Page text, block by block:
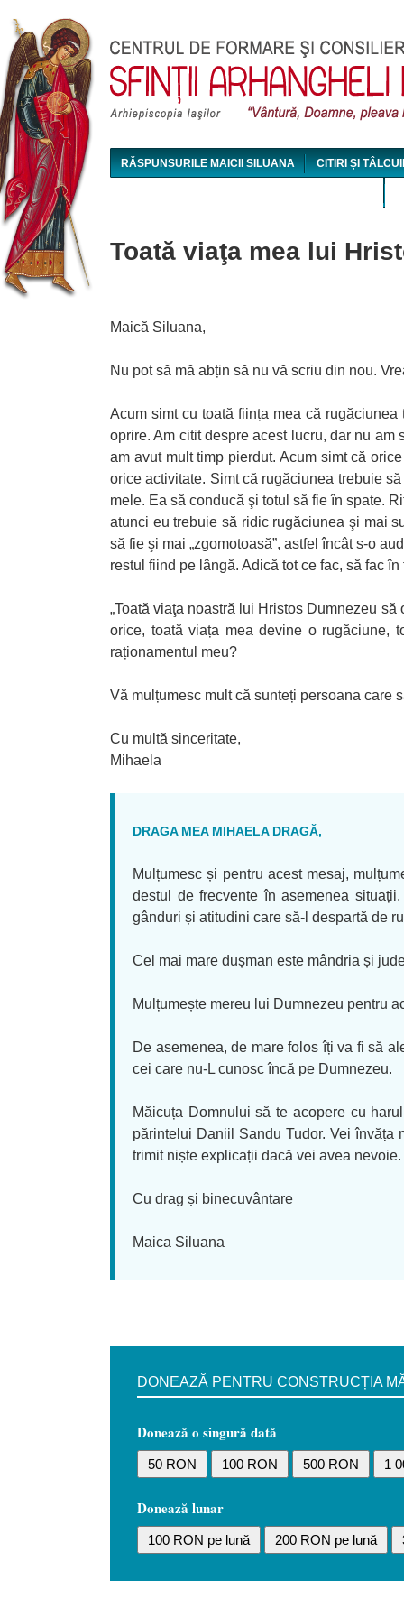
RĂSPUNSURILE MAICII SILUANA CITIRI ȘI
Toată viaţa mea lui
Maică Siluana,
Nu pot să mă abțin să nu vă scriu din nou.
Acum simt cu toată ființa mea că
oprire. Am citit despre acest lucru, dar nu
am avut mult timp pierdut. Acum simt că
orice activitate. Simt că rugăciunea trebuie
mele. Ea să conducă şi totul să fie în spate.
atunci eu trebuie să ridic rugăciunea şi mai
să fie şi mai „zgomotoasă”, astfel încât s-o
restul fiind pe lângă. Adică tot ce fac, să fac în
„Toată viaţa noastră lui Hristos Dumnezeu
orice, toată viața mea devine o rugăciune,
raționamentul meu?
Vă mulțumesc mult că sunteți persoana care
Cu multă sinceritate,
Mihaela
DRAGA MEA MIHAELA DRAGĂ,
Mulțumesc și pentru acest mesaj,
destul de frecvente în asemenea
gânduri și atitudini care să-l despartă de
Cel mai mare dușman este mândria și
Mulțumește mereu lui Dumnezeu pentru
De asemenea, de mare folos îți va fi să
cei care nu-L cunosc încă pe Dumnezeu.
Măicuța Domnului să te acopere cu
părintelui Daniil Sandu Tudor. Vei
trimit niște explicații dacă vei avea nevoie.
Cu drag și binecuvântare
Maica Siluana
DONEAZĂ PENTRU CONSTRUCȚIA
Donează o singură dată
50 RON 100 RON 500 RON 1
Donează lunar
100 RON pe lună 200 RON pe lună